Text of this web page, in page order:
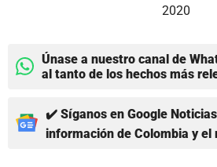
2020
Únase a nuestro canal de
al tanto de los hechos más
✔️ Síganos en Google
información de Colombia y el